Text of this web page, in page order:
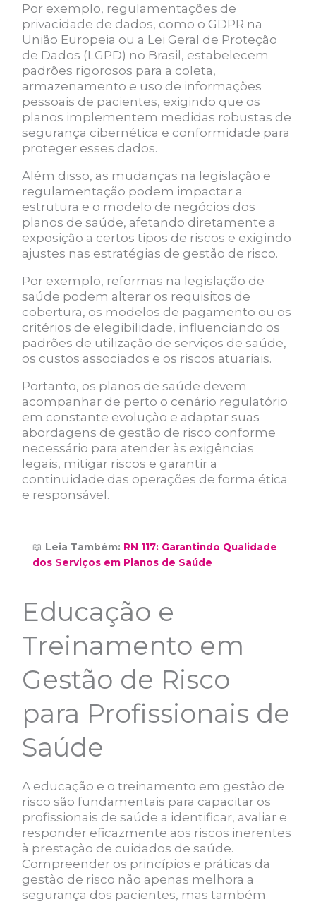
Por exemplo, regulamentações de
privacidade de dados, como o GDPR na
União Europeia ou a Lei Geral de Proteção
de Dados (LGPD) no Brasil, estabelecem
padrões rigorosos para a coleta,
armazenamento e uso de informações
pessoais de pacientes, exigindo que os
planos implementem medidas robustas de
segurança cibernética e conformidade para
proteger esses dados.
Além disso, as mudanças na legislação e
regulamentação podem impactar a
estrutura e o modelo de negócios dos
planos de saúde, afetando diretamente a
exposição a certos tipos de riscos e exigindo
ajustes nas estratégias de gestão de risco.
Por exemplo, reformas na legislação de
saúde podem alterar os requisitos de
cobertura, os modelos de pagamento ou os
critérios de elegibilidade, influenciando os
padrões de utilização de serviços de saúde,
os custos associados e os riscos atuariais.
Portanto, os planos de saúde devem
acompanhar de perto o cenário regulatório
em constante evolução e adaptar suas
abordagens de gestão de risco conforme
necessário para atender às exigências
legais, mitigar riscos e garantir a
continuidade das operações de forma ética
e responsável.
📖 Leia Também: RN 117: Garantindo Qualidade
dos Serviços em Planos de Saúde
Educação e
Treinamento em
Gestão de Risco
para Profissionais de
Saúde
A educação e o treinamento em gestão de
risco são fundamentais para capacitar os
profissionais de saúde a identificar, avaliar e
responder eficazmente aos riscos inerentes
à prestação de cuidados de saúde.
Compreender os princípios e práticas da
gestão de risco não apenas melhora a
segurança dos pacientes, mas também